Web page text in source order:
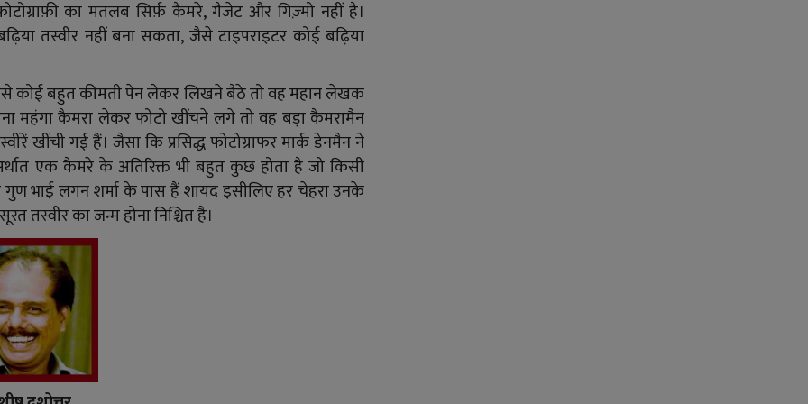
का मतलब सिर्फ़ कैमरे, गैजेट और गिज़्मो नहीं है।
तस्वीर नहीं बना सकता, जैसे टाइपराइटर कोई बढ़िया
कोई बहुत कीमती पेन लेकर लिखने बैठे तो वह महान लेखक
महंगा कैमरा लेकर फोटो खींचने लगे तो वह बड़ा कैमरामैन
खींची गई हैं। जैसा कि प्रसिद्ध फोटोग्राफर मार्क डेनमैन ने
एक कैमरे के अतिरिक्त भी बहुत कुछ होता है जो किसी
भाई लगन शर्मा के पास हैं शायद इसीलिए हर चेहरा उनके
का जन्म होना निश्चित है।